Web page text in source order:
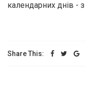
календарних днів -
Share This: